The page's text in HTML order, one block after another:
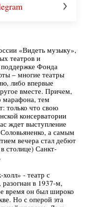
«Видеть музыку»,
театров и
Фонда
– многие театры
либо впервые
вместе. Причем,
марафона, тем
только что свою
консерватории
ждет выступление
а самым
вечера стал дебют
столице) Санкт-
- театр с
в 1937-м,
время он был широко
Но с оперой эта